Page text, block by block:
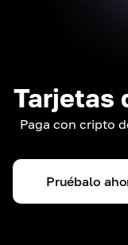
Tarjetas
Paga con cripto
Pruébalo